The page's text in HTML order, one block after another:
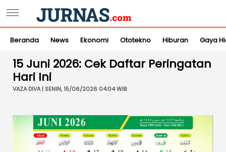
Beranda News Ekonomi Ototekno Hiburan Gaya
15 Juni 2026: Cek Daftar Peringatan
Hari Ini
VAZA DIVA | SENIN, 15/06/2026 04:04 WIB